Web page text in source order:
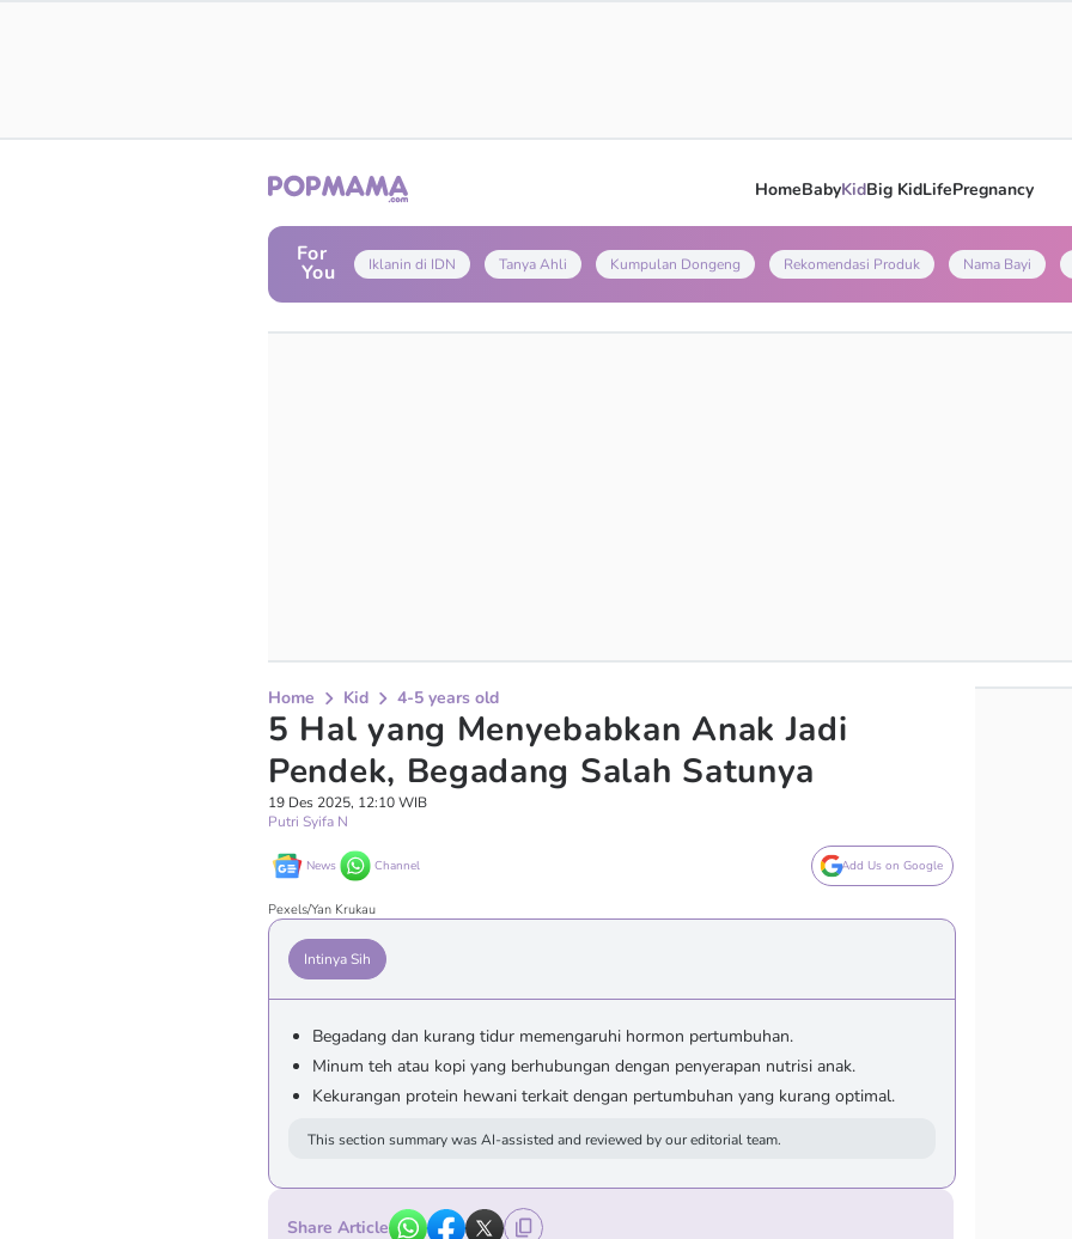
HomeBabyKidBig KidLifePregnancy
For
You Iklanin di IDN Tanya Ahli Kumpulan Dongeng Rekomendasi Produk Nama Bayi
Home Kid 4-5 years old
5 Hal yang Menyebabkan Anak Jadi
Pendek, Begadang Salah Satunya
19 Des 2025, 12:10 WIB
Putri Syifa N
News Channel Add Us on Google
Pexels/Yan Krukau
Intinya Sih
Begadang dan kurang tidur memengaruhi hormon pertumbuhan.
Minum teh atau kopi yang berhubungan dengan penyerapan nutrisi anak.
Kekurangan protein hewani terkait dengan pertumbuhan yang kurang optimal.
This section summary was AI-assisted and reviewed by our editorial team.
Share Article